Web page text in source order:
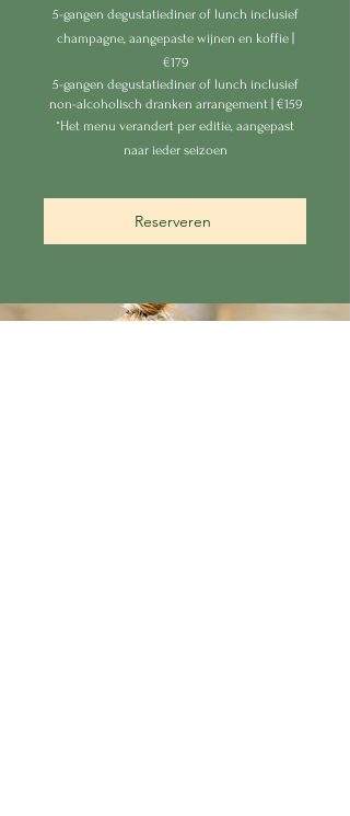
5-gangen degustatiediner of lunch inclusief
champagne, aangepaste wijnen en koffie |
€179
5-gangen degustatiediner of lunch inclusief
non-alcoholisch dranken arrangement | €159
*Het menu verandert per editie, aangepast
naar ieder seizoen
Reserveren